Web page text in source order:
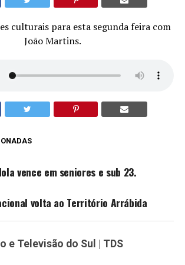
culturais para esta segunda feira com
João Martins.
vence em seniores e sub 23.
volta ao Território Arrábida
e Televisão do Sul | TDS